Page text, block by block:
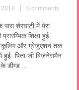
2018 0 comments
पास शेरघाटी में मेरा
शिक्षा हुई.
और ग्रेजुएशन तक
हुई. पिता जी बिजनेसमैन
डीम्ड ...